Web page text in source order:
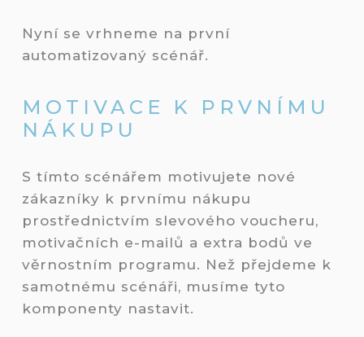
Nyní se vrhneme na první
automatizovaný scénář.
MOTIVACE K PRVNÍMU
NÁKUPU
S tímto scénářem motivujete nové
zákazníky k prvnímu nákupu
prostřednictvím slevového voucheru,
motivačních e-mailů a extra bodů ve
věrnostním programu. Než přejdeme k
samotnému scénáři, musíme tyto
komponenty nastavit.